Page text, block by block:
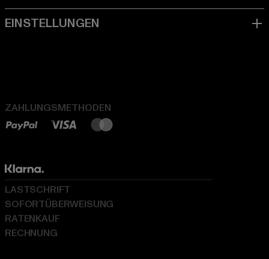
ZAHLUNGSMETHODEN
LASTSCHRIFT
SOFORTÜBERWEISUNG
RATENKAUF
RECHNUNG